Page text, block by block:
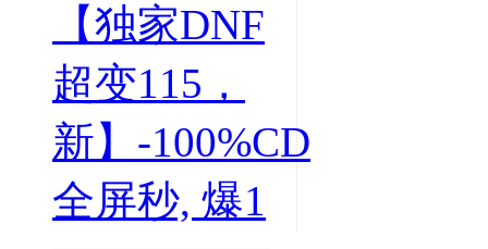
【独家DNF
超变115，
新】-100%CD
全屏秒, 爆1